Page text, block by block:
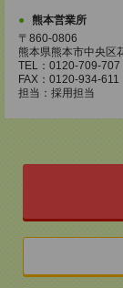
熊本営業所
〒860-0806
熊本県熊本市中央
TEL：0120-709-707
FAX：0120-934-611
担当：採用担当